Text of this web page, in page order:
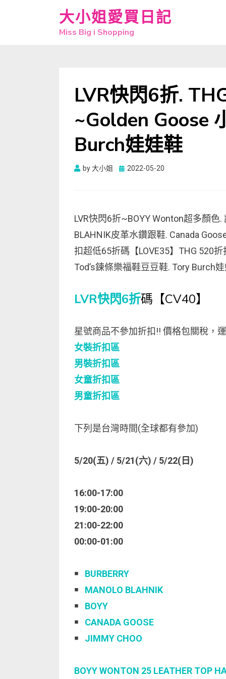
大小姐愛買日記
Miss Big i Shopping
LVR快閃6折.
~Golden Goose
Burch娃娃鞋
by大小姐
Posted
2022-05-20
LVR快閃6折~BOYY Wonton超多顏色
BLAHNIK皮革水鑽跟鞋. Canada
扣超低65折碼【LOVE35】THG 520
Tod’s鍊條樂福鞋豆豆鞋. Tory Burch
LVR快閃6折碼【CV40】
星號商品不參加折扣!! 價格包關稅，
女裝折扣區
男裝折扣區
女童折扣區
男童折扣區
下列是台灣時間(全球都有參加)
5/20(五) / 5/21(六) / 5/22(日)
16:00-17:00
19:00-20:00
21:00-22:00
00:00-01:00
￭ BURBERRY
￭ MANOLO BLAHNIK
￭ BOYY
￭
CANADA GOOSE
￭
JIMMY CHOO
BOYY WONTON 25 LEATHER TOP